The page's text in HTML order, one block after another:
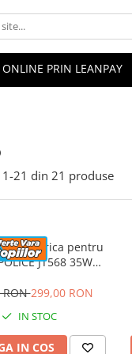
ONLINE PRIN LEANPAY
1-21 din 21 produse
electrica pentru
JT568 35W
RON299,00 RON
IN STOC
IN COS